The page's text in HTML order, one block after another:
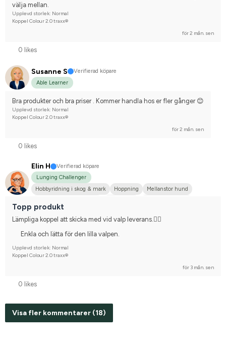
välja mellan.
Upplevd storlek: Normal
Koppel Colour 2.0 traxx®
för 2 mån. sen
0 likes
Susanne S
Verifierad köpare
Able Learner
Bra produkter och bra priser . Kommer handla hos er fler gånger 😊
Upplevd storlek: Normal
Koppel Colour 2.0 traxx®
för 2 mån. sen
0 likes
Elin H
Verifierad köpare
Lunging Challenger
Hobbyridning i skog & mark
Hoppning
Mellanstor hund
Topp produkt
Lämpliga koppel att skicka med vid valp leverans.👌🏻
Enkla och lätta för den lilla valpen.
Upplevd storlek: Normal
Koppel Colour 2.0 traxx®
för 3 mån. sen
0 likes
Visa fler kommentarer (18)